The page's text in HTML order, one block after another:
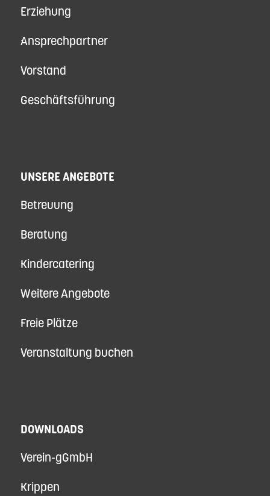
Erziehung
Ansprechpartner
Vorstand
Geschäftsführung
UNSERE ANGEBOTE
Betreuung
Beratung
Kindercatering
Weitere Angebote
Freie Plätze
Veranstaltung buchen
DOWNLOADS
Verein-gGmbH
Krippen